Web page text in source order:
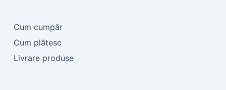
Cum cumpăr
Cum plătesc
Livrare produse